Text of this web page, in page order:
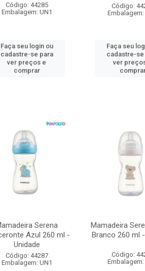
Código: 44285
Embalagem: UN1
Faça seu login ou
cadastre-se para
ver preços e
comprar
Código:
Embalagem:
Faça seu
cadastre-se
ver
Serena
Azul 260 ml -
Unidade
Código: 44287
Embalagem: UN1
Mamadeira
Branco 260 ml
Código:
Embalagem: